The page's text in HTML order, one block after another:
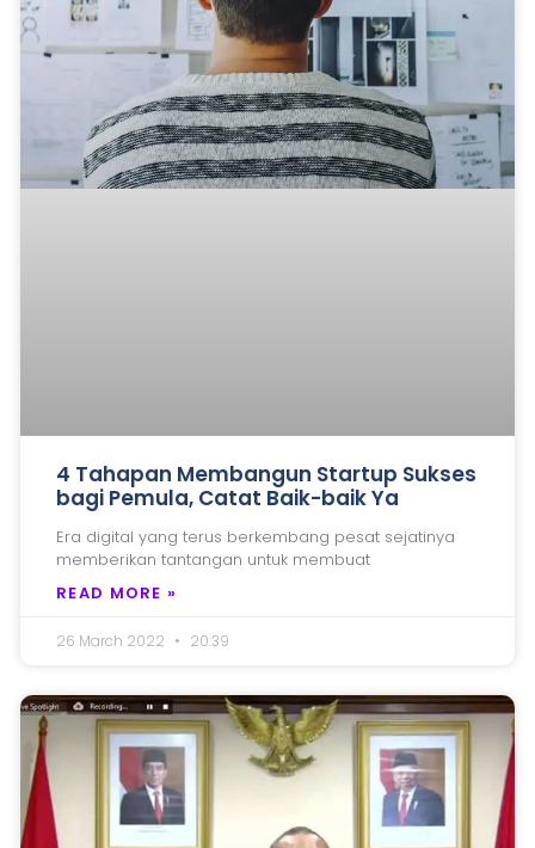
4 Tahapan Membangun Startup Sukses
bagi Pemula, Catat Baik-baik Ya
Era digital yang terus berkembang pesat sejatinya
memberikan tantangan untuk membuat
READ MORE »
26 March 2022 20:39